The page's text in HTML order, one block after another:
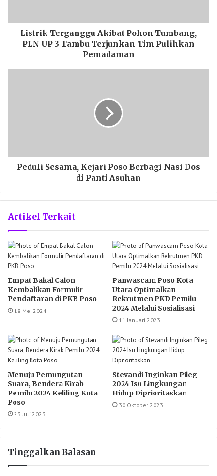
Listrik Terganggu Akibat Pohon Tumbang,
PLN UP 3 Tambu Terjunkan Tim Pulihkan
Pemadaman
Peduli Sesama, Kejari Poso Berbagi Nasi Dos
di Panti Asuhan
Artikel Terkait
Empat Bakal Calon
Kembalikan Formulir
Pendaftaran di PKB Poso
18 Mei 2024
Panwascam Poso Kota
Utara Optimalkan
Rekrutmen PKD Pemilu
2024 Melalui Sosialisasi
11 Januari 2023
Menuju Pemungutan
Suara, Bendera Kirab
Pemilu 2024 Keliling Kota
Poso
23 Juli 2023
Stevandi Inginkan Pileg
2024 Isu Lingkungan
Hidup Diprioritaskan
30 Oktober 2023
Tinggalkan Balasan